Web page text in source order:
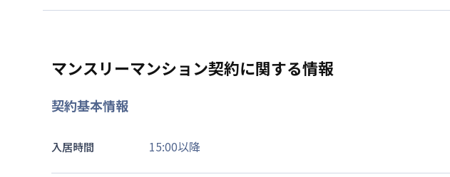
マンスリーマンション契約に関する情報
契約基本情報
入居時間 15:00以降